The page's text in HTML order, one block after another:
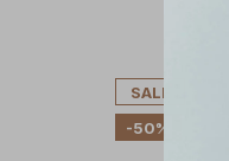
SALE
-50%